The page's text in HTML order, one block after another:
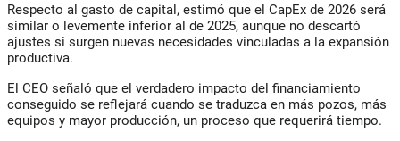
Respecto al gasto de capital, estimó que el CapEx de 2026 será
similar o levemente inferior al de 2025, aunque no descartó
ajustes si surgen nuevas necesidades vinculadas a la expansión
productiva.
El CEO señaló que el verdadero impacto del financiamiento
conseguido se reflejará cuando se traduzca en más pozos, más
equipos y mayor producción, un proceso que requerirá tiempo.